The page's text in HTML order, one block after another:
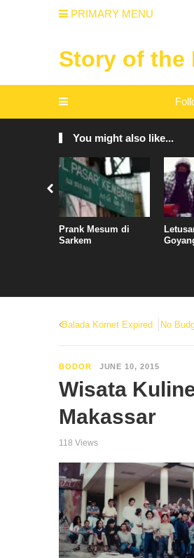
PRIMARY MENU
Story of the
You might also like...
Prank Mesum di
Sarkem
Balada Kornet Expired No
BODOR JUNE 10, 2015
Wisata
Makassar
118 Views